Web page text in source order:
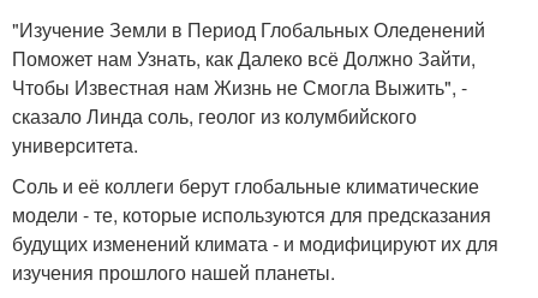
"Изучение Земли в Период Глобальных Оледенений
Поможет нам Узнать, как Далеко всё Должно Зайти,
Чтобы Известная нам Жизнь не Смогла Выжить", -
сказало Линда соль, геолог из колумбийского
университета.
Соль и её коллеги берут глобальные климатические
модели - те, которые используются для предсказания
будущих изменений климата - и модифицируют их для
изучения прошлого нашей планеты.